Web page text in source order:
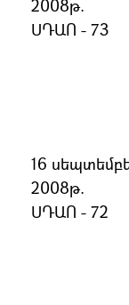
2008թ.
ՍԴԱՈ - 73
16
2008թ.
ՍԴԱՈ - 72